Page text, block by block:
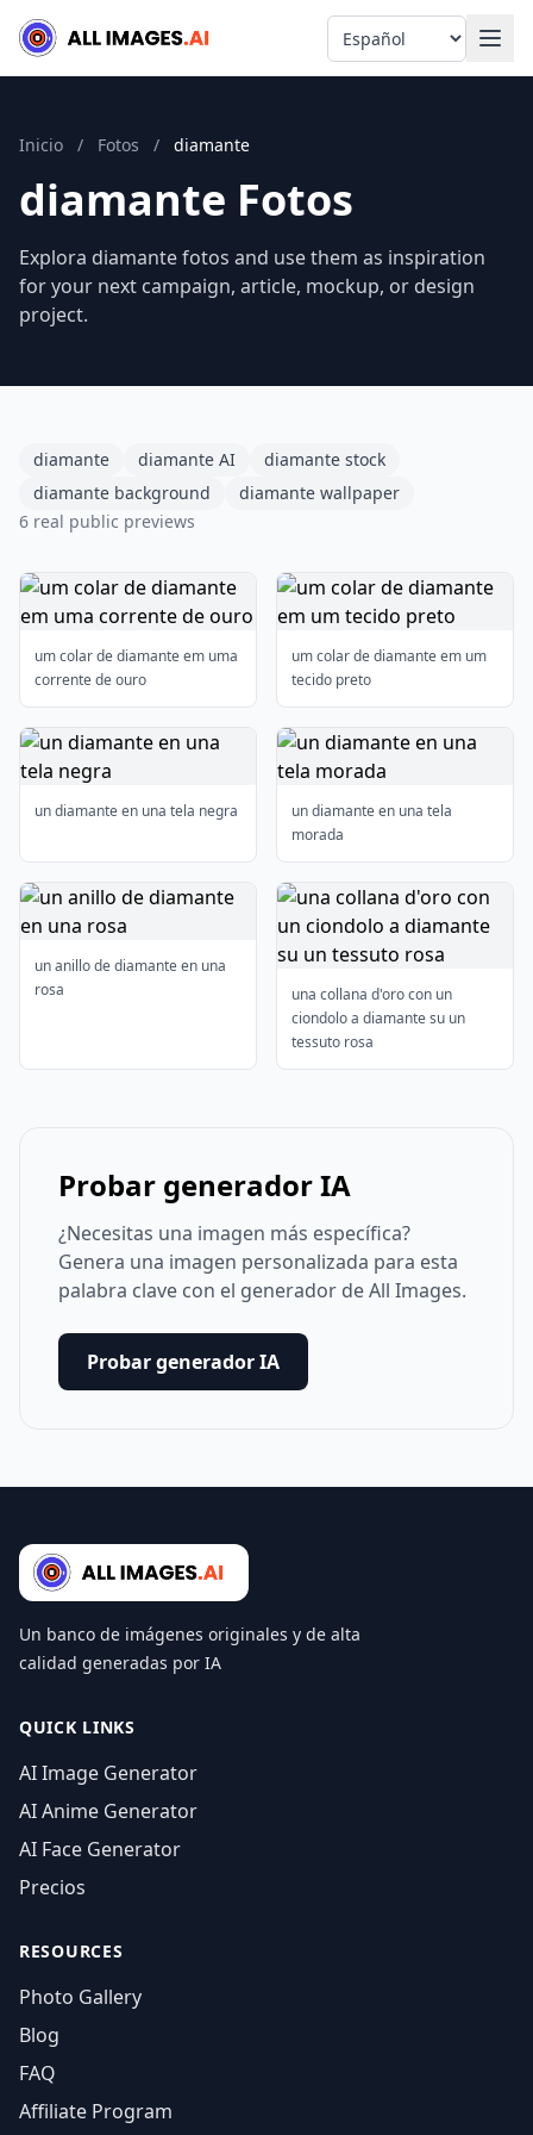
Language
Inicio / Fotos / diamante
diamante Fotos
Explora diamante fotos and use them as inspiration
for your next campaign, article, mockup, or design
project.
diamante diamante AI
diamante stock
diamante background
diamante wallpaper
6 real public previews
um colar de diamante em uma
corrente de ouro
um colar de diamante em um
tecido preto
un diamante en una tela negra
un diamante en una tela
morada
un anillo de diamante en una
rosa
una collana d'oro con un
ciondolo a diamante su un
tessuto rosa
Probar generador IA
¿Necesitas una imagen más específica?
Genera una imagen personalizada para esta
palabra clave con el generador de All Images.
Probar generador IA
Un banco de imágenes originales y de alta
calidad generadas por IA
QUICK LINKS
AI Image Generator
AI Anime Generator
AI Face Generator
Precios
RESOURCES
Photo Gallery
Blog
FAQ
Affiliate Program